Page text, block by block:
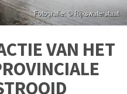
VAN HET